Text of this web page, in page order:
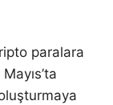
paralara